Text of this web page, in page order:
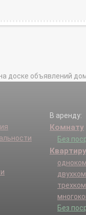
доске объявлений
В аренду:
Комнату
Без
Квартиру
Без